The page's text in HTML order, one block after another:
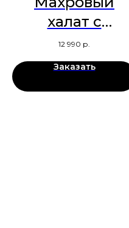
халат с
контрастным
кантом
12 990 р.
Заказать